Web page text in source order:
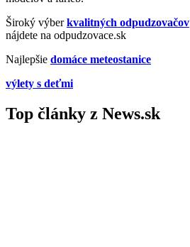
Široký výberkvalitných odpudzovačov
nájdete na odpudzovace.sk
Najlepšie domáce meteostanice
výlety s deťmi
Top články z News.sk